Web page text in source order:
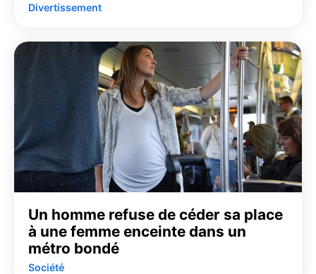
Divertissement
Un homme refuse de céder sa place
à une femme enceinte dans un
métro bondé
Société